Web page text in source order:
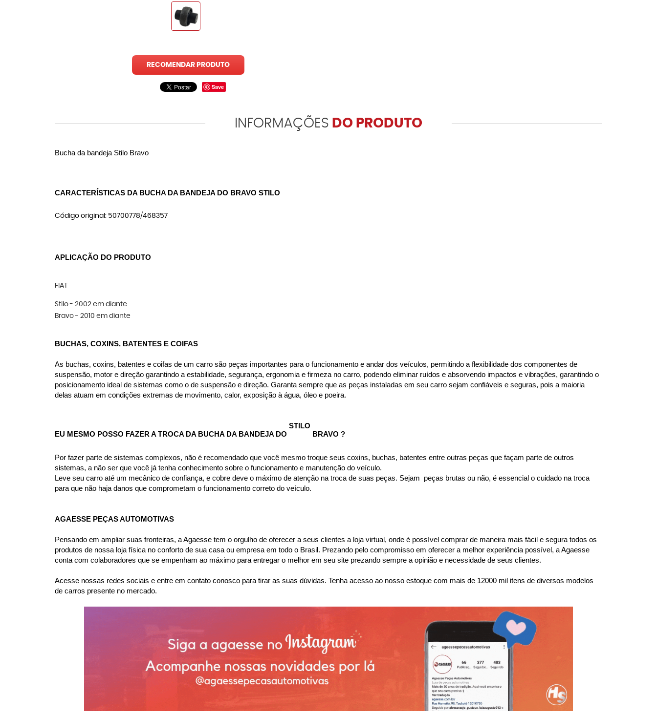
RECOMENDAR PRODUTO
Save
INFORMAÇÕES DO PRODUTO
Bucha da bandeja Stilo Bravo
CARACTERÍSTICAS DA BUCHA DA BANDEJA DO BRAVO STILO
Código original: 50700778/468357
APLICAÇÃO DO PRODUTO
FIAT
Stilo - 2002 em diante
Bravo - 2010 em diante
BUCHAS, COXINS, BATENTES E COIFAS
As buchas, coxins, batentes e coifas de um carro são peças importantes para o funcionamento e andar dos veículos, permitindo a flexibilidade dos componentes de
suspensão, motor e direção garantindo a estabilidade, segurança, ergonomia e firmeza no carro, podendo eliminar ruídos e absorvendo impactos e vibrações, garantindo o
posicionamento ideal de sistemas como o de suspensão e direção. Garanta sempre que as peças instaladas em seu carro sejam confiáveis e seguras, pois a maioria
delas atuam em condições extremas de movimento, calor, exposição à água, óleo e poeira.
EU MESMO POSSO FAZER A TROCA DA BUCHA DA BANDEJA DO
STILO
BRAVO ?
Por fazer parte de sistemas complexos, não é recomendado que você mesmo troque seus coxins, buchas, batentes entre outras peças que façam parte de outros
sistemas, a não ser que você já tenha conhecimento sobre o funcionamento e manutenção do veículo.
Leve seu carro até um mecânico de confiança, e cobre deve o máximo de atenção na troca de suas peças. Sejam  peças brutas ou não, é essencial o cuidado na troca
para que não haja danos que comprometam o funcionamento correto do veículo.
AGAESSE PEÇAS AUTOMOTIVAS
Pensando em ampliar suas fronteiras, a Agaesse tem o orgulho de oferecer a seus clientes a loja virtual, onde é possível comprar de maneira mais fácil e segura todos os
produtos de nossa loja física no conforto de sua casa ou empresa em todo o Brasil. Prezando pelo compromisso em oferecer a melhor experiência possível, a Agaesse
conta com colaboradores que se empenham ao máximo para entregar o melhor em seu site prezando sempre a opinião e necessidade de seus clientes.
Acesse nossas redes sociais e entre em contato conosco para tirar as suas dúvidas. Tenha acesso ao nosso estoque com mais de 12000 mil itens de diversos modelos
de carros presente no mercado.